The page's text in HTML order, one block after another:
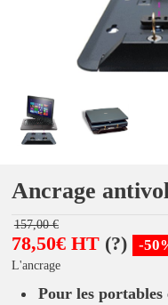
Ancrage
157,00 €
78,50€ HT (?) -
L'ancrage
Pour les portables